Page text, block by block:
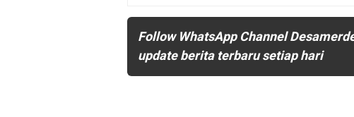
Follow WhatsApp Channel
update berita terbaru setiap hari